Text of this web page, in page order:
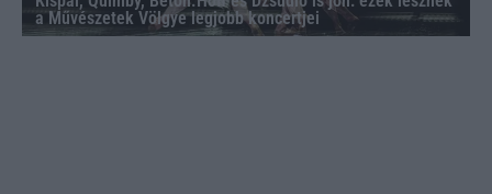
a Művészetek Völgye legjobb koncertjei